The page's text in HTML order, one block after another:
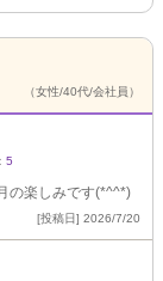
（女性/40代/会社員）
5
の楽しみです(*^^*)
[投稿日] 2026/7/20